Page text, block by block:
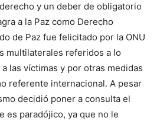
y un deber de obligatorio
a la Paz como Derecho
de Paz fue felicitado por la ONU
multilaterales referidos a lo
las víctimas y por otras medidas
referente internacional. A pesar
decidió poner a consulta el
es paradójico, ya que no le